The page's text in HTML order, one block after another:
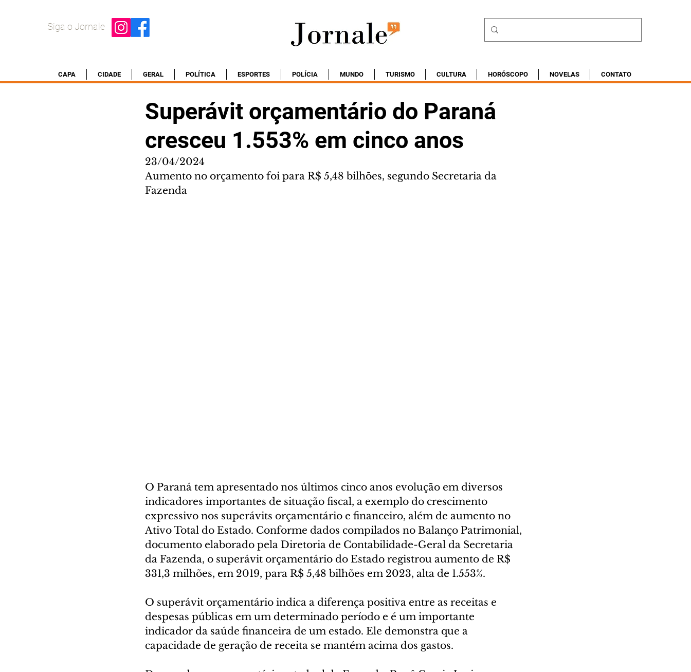
Siga o Jornale
CAPA CIDADE GERAL POLÍTICA ESPORTES POLÍCIA MUNDO TURISMO CULTURA HORÓSCOPO NOVELAS CONTATO
Superávit orçamentário do Paraná
cresceu 1.553% em cinco anos
23/04/2024
Aumento no orçamento foi para R$ 5,48 bilhões, segundo Secretaria da
Fazenda
O Paraná tem apresentado nos últimos cinco anos evolução em diversos
indicadores importantes de situação fiscal, a exemplo do crescimento
expressivo nos superávits orçamentário e financeiro, além de aumento no
Ativo Total do Estado. Conforme dados compilados no Balanço Patrimonial,
documento elaborado pela Diretoria de Contabilidade-Geral da Secretaria
da Fazenda, o superávit orçamentário do Estado registrou aumento de R$
331,3 milhões, em 2019, para R$ 5,48 bilhões em 2023, alta de 1.553%.
O superávit orçamentário indica a diferença positiva entre as receitas e
despesas públicas em um determinado período e é um importante
indicador da saúde financeira de um estado. Ele demonstra que a
capacidade de geração de receita se mantém acima dos gastos.